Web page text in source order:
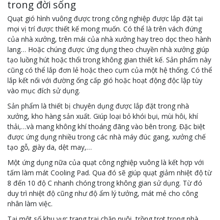
trong đời sống
Quạt gió hình vuông được trong công nghiệp được lắp đặt tại
mọi vị trí được thiết kế mong muốn. Có thể là trên vách đứng
của nhà xưởng, trên mái của nhà xưởng hay treo dọc theo hành
lang… Hoặc chúng được ứng dụng theo chuyền nhà xưởng giúp
tạo luồng hút hoặc thổi trong không gian thiết kế. Sản phẩm này
cũng có thể lắp đơn lẻ hoặc theo cụm của một hệ thống. Có thể
lắp kết nối với đường ống cấp gió hoặc hoạt động độc lập tùy
vào mục đích sử dụng.
Sản phẩm là thiết bị chuyên dụng được lắp đặt trong nhà
xưởng, kho hàng sản xuất. Giúp loại bỏ khói bụi, mùi hôi, khí
thải,…và mang không khí thoáng đãng vào bên trong. Đặc biệt
được ứng dụng nhiều trong các nhà máy đúc gang, xưởng chế
tạo gỗ, giày da, dệt may,…
Một ứng dụng nữa của quạt công nghiệp vuông là kết hợp với
tấm làm mát Cooling Pad. Qua đó sẽ giúp quạt giảm nhiệt độ từ
8 đến 10 độ C nhanh chóng trong không gian sử dụng. Từ đó
duy trì nhiệt độ cũng như độ ẩm lý tưởng, mát mẻ cho công
nhân làm việc.